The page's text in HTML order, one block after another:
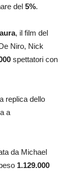
del 5%.
, il film del
Niro, Nick
spettatori con
replica dello
a
da Michael
1.129.000